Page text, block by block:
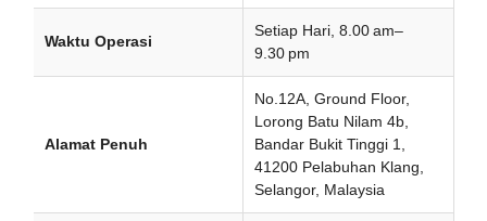
Waktu Operasi
Setiap Hari, 8.00 am–
9.30 pm
Alamat Penuh
No.12A, Ground Floor,
Lorong Batu Nilam 4b,
Bandar Bukit Tinggi 1,
41200 Pelabuhan Klang,
Selangor, Malaysia